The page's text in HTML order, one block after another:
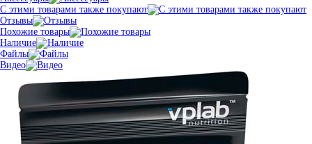
С этими товарами также покупают
Отзывы
Похожие товары
Наличие
Файлы
Видео